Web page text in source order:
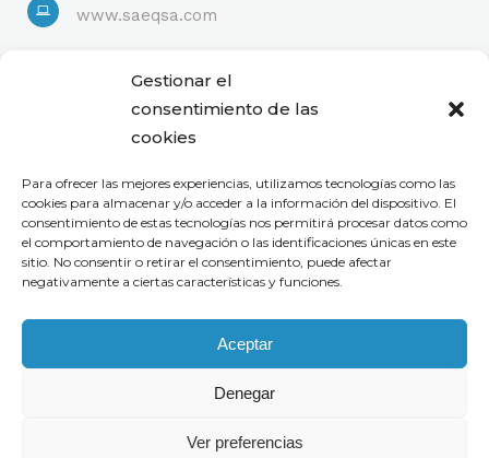
Gestionar el
consentimiento de las
cookies
Para ofrecer las mejores experiencias, utilizamos tecnologías como las
cookies para almacenar y/o acceder a la información del dispositivo. El
consentimiento de estas tecnologías nos permitirá procesar datos como
el comportamiento de navegación o las identificaciones únicas en este
sitio. No consentir o retirar el consentimiento, puede afectar
negativamente a ciertas características y funciones.
Aceptar
Denegar
Ver preferencias
www.saeqsa.com
Linkedin